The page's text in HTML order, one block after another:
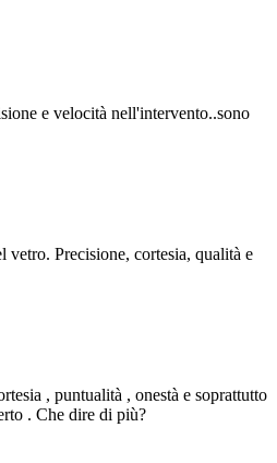
e velocità nell'intervento..sono
vetro. Precisione, cortesia, qualità e
, puntualità , onestà e soprattutto
. Che dire di più?